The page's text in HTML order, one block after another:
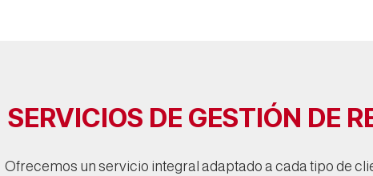
SERVICIOS DE GESTIÓN DE
Ofrecemos un servicio integral adaptado a cada tipo de